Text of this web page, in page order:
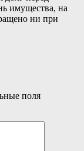
имущества, на
ни при
поля